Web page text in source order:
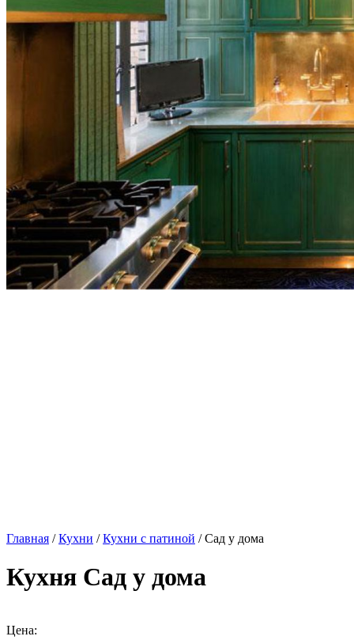
Главная /Кухни /Кухни с патиной / Сад у дома
Кухня Сад у дома
Цена: